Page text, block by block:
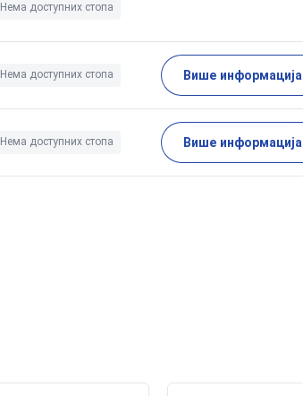
Нема доступних стопа
Нема доступних стопа Више информација
Нема доступних стопа Више информација